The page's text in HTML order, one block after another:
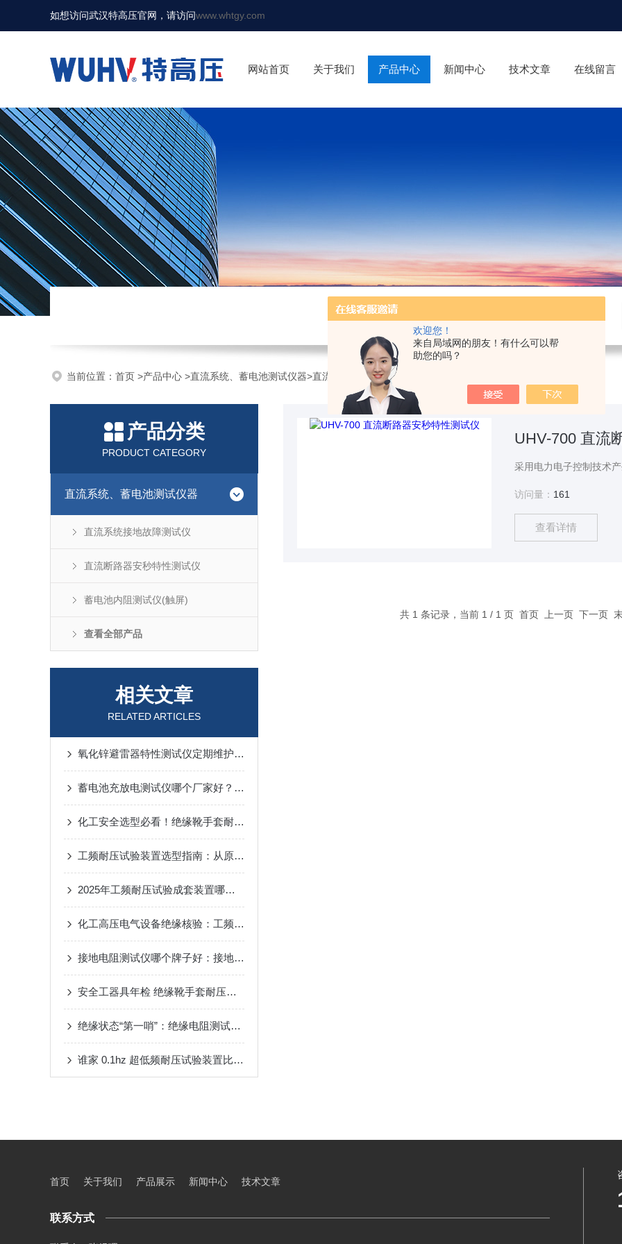
欢迎您！
来自局域网的朋友！有什么可以帮
助您的吗？
如想访问武汉特高压官网，请访问www.whtgy.com
网站首页 关于我们 产品中心 新闻中心 技术文章 在线留言
当前位置： 首页 >产品中心 >直流系统、蓄电池测试仪器>直流断路器安秒特性测试仪
产品分类
PRODUCT CATEGORY
直流系统、蓄电池测试仪器
直流系统接地故障测试仪
直流断路器安秒特性测试仪
蓄电池内阻测试仪(触屏)
查看全部产品
相关文章
RELATED ARTICLES
氧化锌避雷器特性测试仪定期维护保养方法的详细说明
蓄电池充放电测试仪哪个厂家好？解析武汉特高压充放电测试仪的技术方法
化工安全选型必看！绝缘靴手套耐压装置如何选？武汉特高压实测指南
工频耐压试验装置选型指南：从原理到实践——经典，但最吃纪律
2025年工频耐压试验成套装置哪个好？武汉特高压靠稳定交付赢口碑！
化工高压电气设备绝缘核验：工频耐压试验设备选型与应用方案
接地电阻测试仪哪个牌子好：接地电阻测试仪如何量化大地散流效能
安全工器具年检 绝缘靴手套耐压测试仪操作流程
绝缘状态“第一哨”：绝缘电阻测试仪化工项目配套 值得选择！
谁家 0.1hz 超低频耐压试验装置比较好｜武汉特高压化工园区电缆方案
UHV-700 直流
访问量： 161
查看详情
共 1 条记录，当前 1 / 1 页 首页 上一页 下一页
首页 关于我们 产品展示 新闻中心 技术文章
联系方式